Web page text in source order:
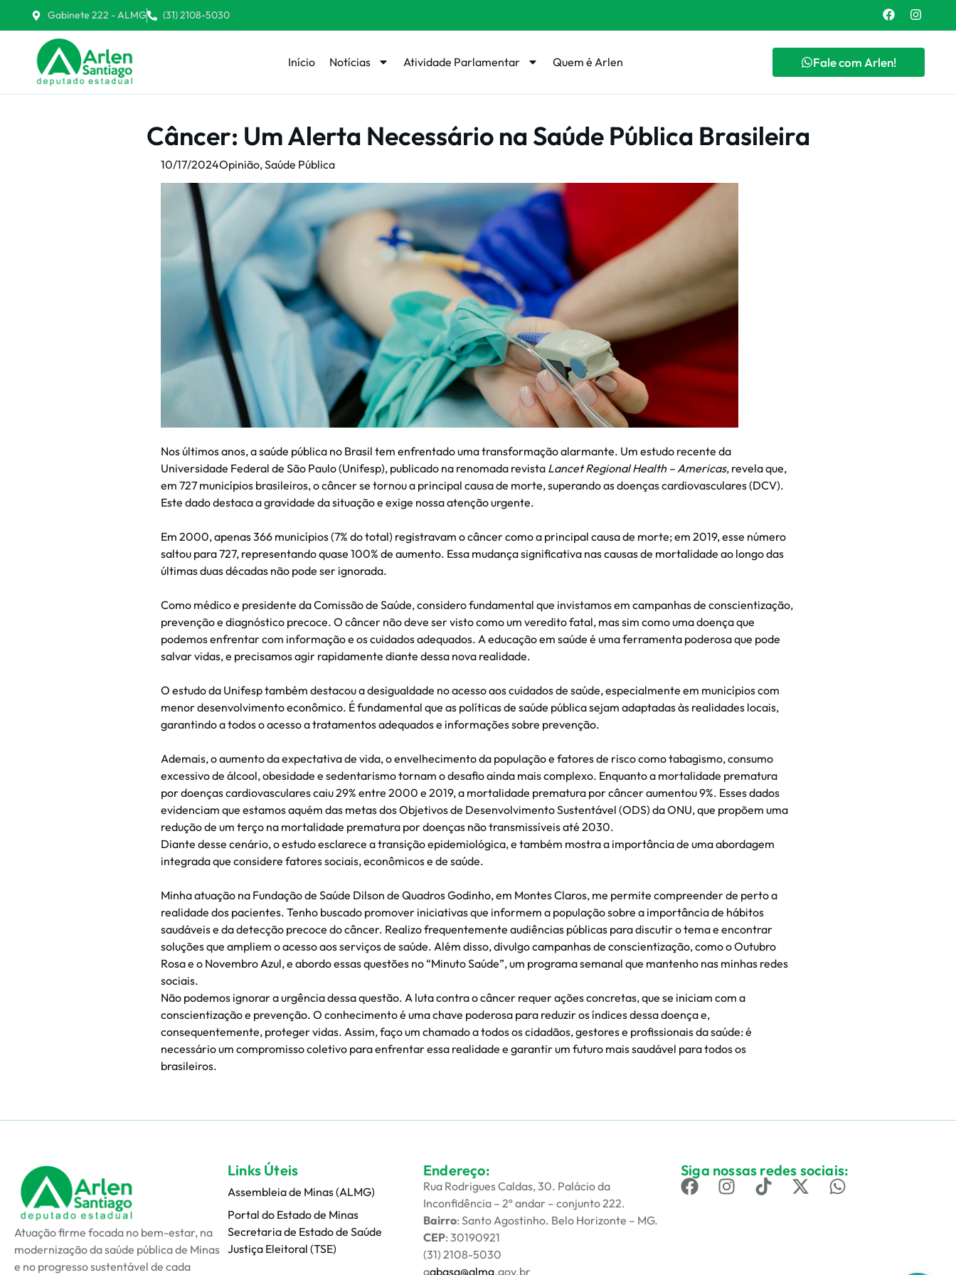
Gabinete 222 - ALMG (31) 2108-5030
Início Notícias Atividade Parlamentar Quem é Arlen Fale com Arlen!
Câncer: Um Alerta Necessário na Saúde Pública Brasileira
10/17/2024Opinião,Saúde Pública
Nos últimos anos, a saúde pública no Brasil tem enfrentado uma transformação alarmante. Um estudo recente da
Universidade Federal de São Paulo (Unifesp), publicado na renomada revista Lancet Regional Health – Americas, revela que,
em 727 municípios brasileiros, o câncer se tornou a principal causa de morte, superando as doenças cardiovasculares (DCV).
Este dado destaca a gravidade da situação e exige nossa atenção urgente.
Em 2000, apenas 366 municípios (7% do total) registravam o câncer como a principal causa de morte; em 2019, esse número
saltou para 727, representando quase 100% de aumento. Essa mudança significativa nas causas de mortalidade ao longo das
últimas duas décadas não pode ser ignorada.
Como médico e presidente da Comissão de Saúde, considero fundamental que invistamos em campanhas de conscientização,
prevenção e diagnóstico precoce. O câncer não deve ser visto como um veredito fatal, mas sim como uma doença que
podemos enfrentar com informação e os cuidados adequados. A educação em saúde é uma ferramenta poderosa que pode
salvar vidas, e precisamos agir rapidamente diante dessa nova realidade.
O estudo da Unifesp também destacou a desigualdade no acesso aos cuidados de saúde, especialmente em municípios com
menor desenvolvimento econômico. É fundamental que as políticas de saúde pública sejam adaptadas às realidades locais,
garantindo a todos o acesso a tratamentos adequados e informações sobre prevenção.
Ademais, o aumento da expectativa de vida, o envelhecimento da população e fatores de risco como tabagismo, consumo
excessivo de álcool, obesidade e sedentarismo tornam o desafio ainda mais complexo. Enquanto a mortalidade prematura
por doenças cardiovasculares caiu 29% entre 2000 e 2019, a mortalidade prematura por câncer aumentou 9%. Esses dados
evidenciam que estamos aquém das metas dos Objetivos de Desenvolvimento Sustentável (ODS) da ONU, que propõem uma
redução de um terço na mortalidade prematura por doenças não transmissíveis até 2030.
Diante desse cenário, o estudo esclarece a transição epidemiológica, e também mostra a importância de uma abordagem
integrada que considere fatores sociais, econômicos e de saúde.
Minha atuação na Fundação de Saúde Dilson de Quadros Godinho, em Montes Claros, me permite compreender de perto a
realidade dos pacientes. Tenho buscado promover iniciativas que informem a população sobre a importância de hábitos
saudáveis e da detecção precoce do câncer. Realizo frequentemente audiências públicas para discutir o tema e encontrar
soluções que ampliem o acesso aos serviços de saúde. Além disso, divulgo campanhas de conscientização, como o Outubro
Rosa e o Novembro Azul, e abordo essas questões no “Minuto Saúde”, um programa semanal que mantenho nas minhas redes
sociais.
Não podemos ignorar a urgência dessa questão. A luta contra o câncer requer ações concretas, que se iniciam com a
conscientização e prevenção. O conhecimento é uma chave poderosa para reduzir os índices dessa doença e,
consequentemente, proteger vidas. Assim, faço um chamado a todos os cidadãos, gestores e profissionais da saúde: é
necessário um compromisso coletivo para enfrentar essa realidade e garantir um futuro mais saudável para todos os
brasileiros.
Atuação firme focada no bem-estar, na
modernização da saúde pública de Minas
e no progresso sustentável de cada
Links Úteis
Assembleia de Minas (ALMG)
Portal do Estado de Minas
Secretaria de Estado de Saúde
Justiça Eleitoral (TSE)
Endereço:
Rua Rodrigues Caldas, 30. Palácio da
Inconfidência – 2º andar – conjunto 222.
Bairro: Santo Agostinho. Belo Horizonte – MG.
CEP: 30190921
(31) 2108-5030
gabasa@almg.gov.br
Siga nossas redes sociais: